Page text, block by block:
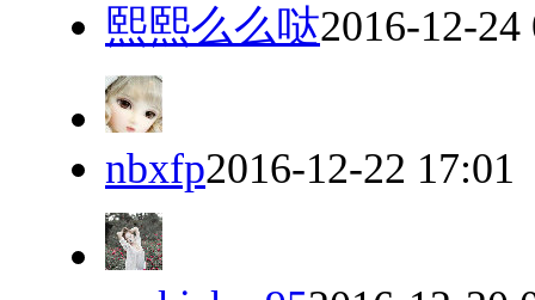
熙熙么么哒2016-12-24
nbxfp2016-12-22 17:01